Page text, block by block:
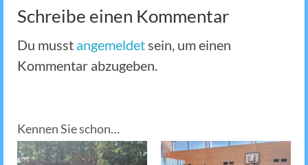
Schreibe einen Kommentar
Du musst angemeldetsein, um einen
Kommentar abzugeben.
Kennen Sie schon…